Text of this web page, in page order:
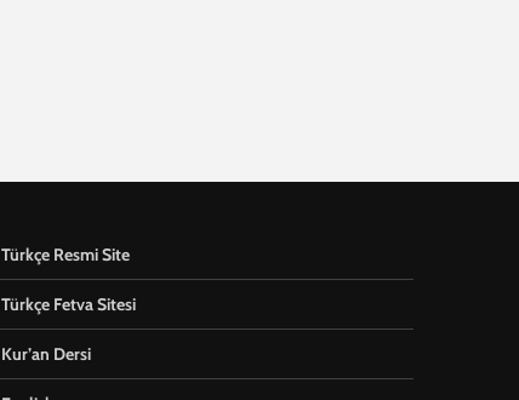
Türkçe Resmi Site
Türkçe Fetva Sitesi
Kur’an Dersi